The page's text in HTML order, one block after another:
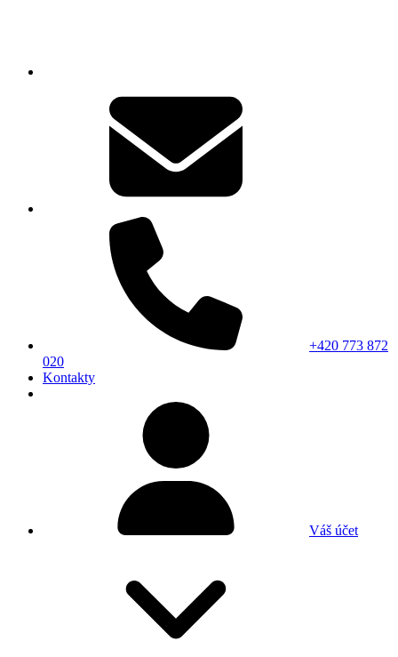
+420 773 872
020
Kontakty
Váš účet